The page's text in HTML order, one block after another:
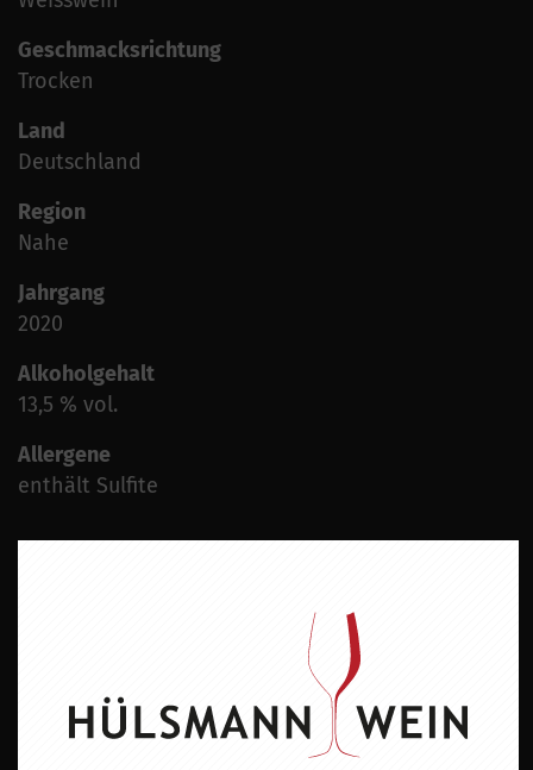
Geschmacksrichtung
Trocken
Land
Deutschland
Region
Nahe
Jahrgang
2020
Alkoholgehalt
13,5 % vol.
Allergene
enthält Sulfite
ZU DIESEM PRODUKT PASST ...